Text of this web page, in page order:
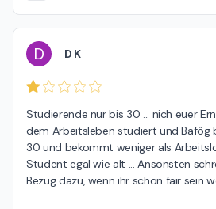
D D K
Studierende nur bis 30 ... nich euer
dem Arbeitsleben studiert und Bafög
30 und bekommt weniger als
Student egal wie alt ... Ansonsten
Bezug dazu, wenn ihr schon fair sein